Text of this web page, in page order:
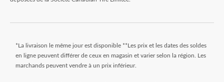
*La livraison le même jour est disponible **Les prix et les dates des soldes
en ligne peuvent différer de ceux en magasin et varier selon la région. Les
marchands peuvent vendre à un prix inférieur.